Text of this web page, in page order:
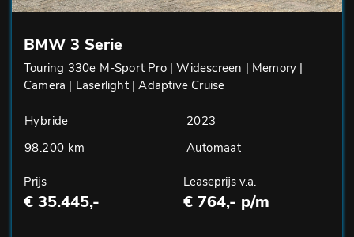
BMW 3 Serie
Touring 330e M-Sport Pro | Widescreen | Memory |
Camera | Laserlight | Adaptive Cruise
Hybride
2023
98.200 km
Automaat
Prijs
€ 35.445,-
Leaseprijs v.a.
€ 764,- p/m